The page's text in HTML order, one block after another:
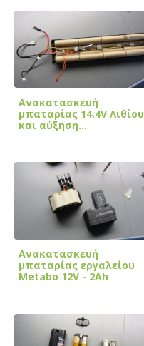
Ανακατασκευή
μπαταρίας 14.4V Λιθίου
και αύξηση
Ανακατασκευή
μπαταρίας εργαλείου
Metabo 12V - 2Ah